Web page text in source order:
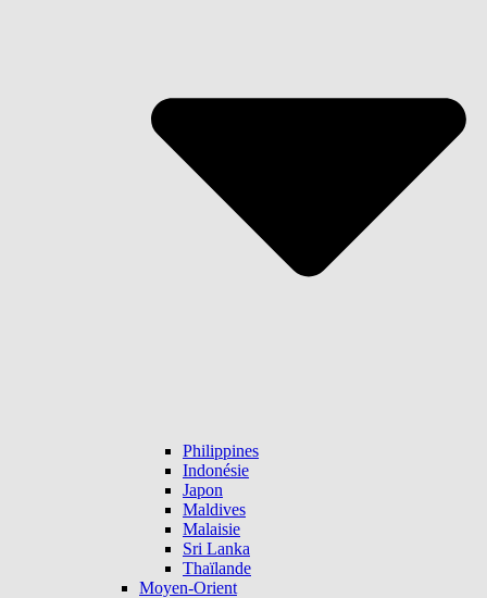
Philippines
Indonésie
Japon
Maldives
Malaisie
Sri Lanka
Thaïlande
Moyen-Orient